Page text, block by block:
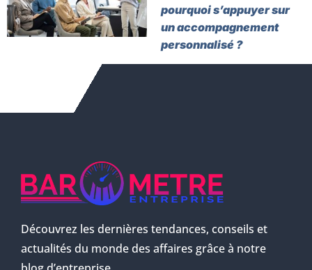
pourquoi s’appuyer sur
un accompagnement
personnalisé ?
Découvrez les dernières tendances, conseils et
actualités du monde des affaires grâce à notre